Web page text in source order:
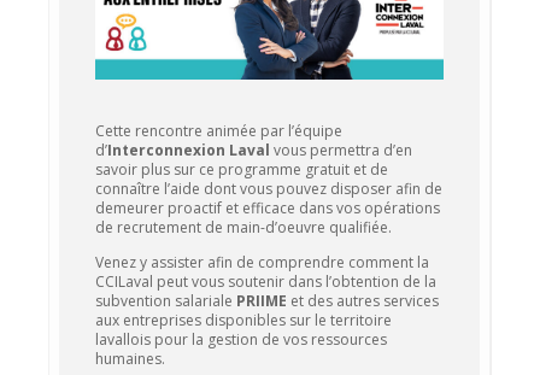
Cette rencontre animée par l’équipe
d’Interconnexion Laval vous permettra d’en
savoir plus sur ce programme gratuit et de
connaître l’aide dont vous pouvez disposer afin de
demeurer proactif et efficace dans vos opérations
de recrutement de main-d’oeuvre qualifiée.
Venez y assister afin de comprendre comment la
CCILaval peut vous soutenir dans l’obtention de la
subvention salariale PRIIME et des autres services
aux entreprises disponibles sur le territoire
lavallois pour la gestion de vos ressources
humaines.